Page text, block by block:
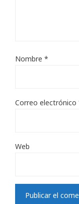
Nombre *
Correo electrónico
Web